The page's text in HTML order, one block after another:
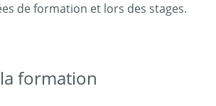
de formation et lors des stages.
formation